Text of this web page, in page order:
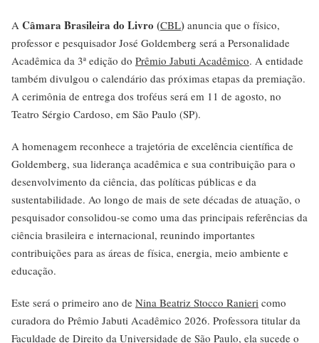
A Câmara Brasileira do Livro (CBL) anuncia que o físico,
professor e pesquisador José Goldemberg será a Personalidade
Acadêmica da 3ª edição do Prêmio Jabuti Acadêmico. A entidade
também divulgou o calendário das próximas etapas da premiação.
A cerimônia de entrega dos troféus será em 11 de agosto, no
Teatro Sérgio Cardoso, em São Paulo (SP).
A homenagem reconhece a trajetória de excelência científica de
Goldemberg, sua liderança acadêmica e sua contribuição para o
desenvolvimento da ciência, das políticas públicas e da
sustentabilidade. Ao longo de mais de sete décadas de atuação, o
pesquisador consolidou-se como uma das principais referências da
ciência brasileira e internacional, reunindo importantes
contribuições para as áreas de física, energia, meio ambiente e
educação.
Este será o primeiro ano de Nina Beatriz Stocco Ranieri como
curadora do Prêmio Jabuti Acadêmico 2026. Professora titular da
Faculdade de Direito da Universidade de São Paulo, ela sucede o